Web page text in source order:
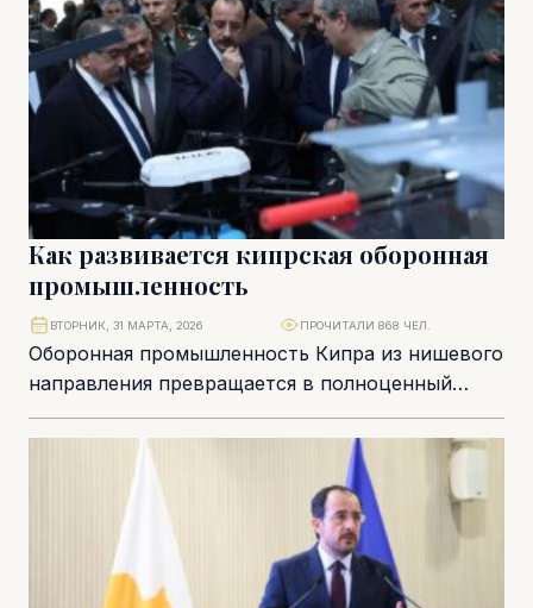
Как развивается кипрская оборонная
промышленность
Оборонная промышленность Кипра из нишевого
направления превращается в полноценный
высокотехнологичный сектор с растущим
влиянием на экономику. Компании усиливают
присутствие на...
ВТОРНИК, 31 МАРТА, 2026 ПРОЧИТАЛИ 868 ЧЕЛ.